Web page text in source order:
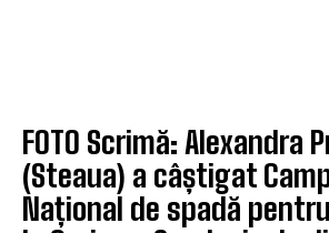
FOTO Scrimă: Alexandra
(Steaua) a câștigat
Național de spadă